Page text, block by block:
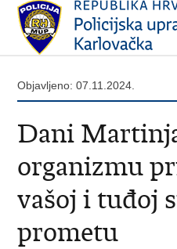
Objavljeno: 07.11.2024.
Dani
organizmu
vašoj i tuđoj
prometu